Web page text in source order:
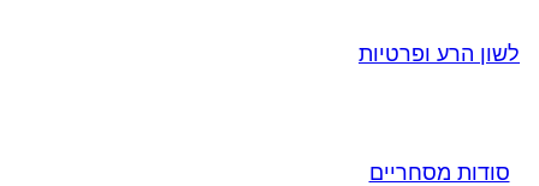
לשון הרע ופרטיות
סודות מסחריים